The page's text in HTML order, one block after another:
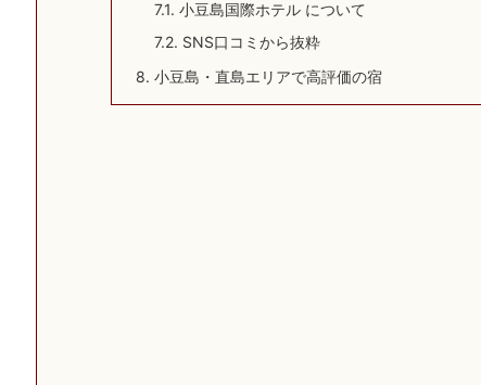
7.1. 小豆島国際ホテル について
7.2. SNS口コミから抜粋
8. 小豆島・直島エリアで高評価の宿